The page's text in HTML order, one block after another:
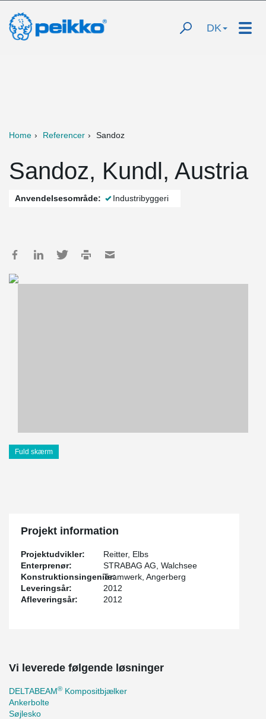
DK
Home Referencer Sandoz
Sandoz, Kundl, Austria
Anvendelsesområde: Industribyggeri
Fuld skærm
Projekt information
Projektudvikler:
Reitter, Elbs
Enterprenør:
STRABAG AG, Walchsee
Konstruktionsingeniør:Teamwerk, Angerberg
Leveringsår:
2012
Afleveringsår:
2012
Vi leverede følgende løsninger
DELTABEAM® Kompositbjælker
Ankerbolte
Søjlesko